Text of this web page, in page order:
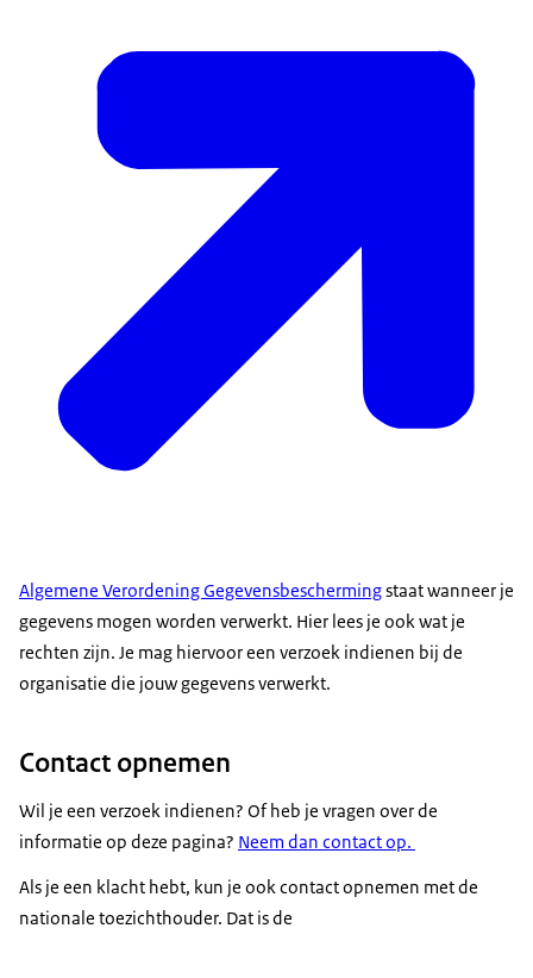
Algemene Verordening Gegevensbeschermingstaat wanneer je
gegevens mogen worden verwerkt. Hier lees je ook wat je
rechten zijn. Je mag hiervoor een verzoek indienen bij de
organisatie die jouw gegevens verwerkt.
Contact opnemen
Wil je een verzoek indienen? Of heb je vragen over de
informatie op deze pagina? Neem dan contact op.
Als je een klacht hebt, kun je ook contact opnemen met de
nationale toezichthouder. Dat is de